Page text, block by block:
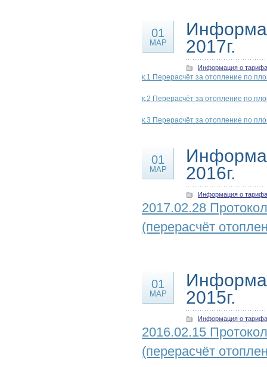
01
МАР
2017г.
Информация о
к.1 Перерасчёт за отопление по
к.2 Перерасчёт за отопление по
к.3 Перерасчёт за отопление по
01
МАР
2016г.
Информация о
2017.02.28
(перерасчёт
01
МАР
2015г.
Информация о
2016.02.15
(перерасчёт